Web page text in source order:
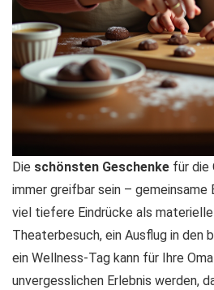
Die schönsten Geschenke für die
immer greifbar sein – gemeinsame
viel tiefere Eindrücke als materielle
Theaterbesuch, ein Ausflug in den
ein Wellness-Tag kann für Ihre
unvergesslichen Erlebnis werden,